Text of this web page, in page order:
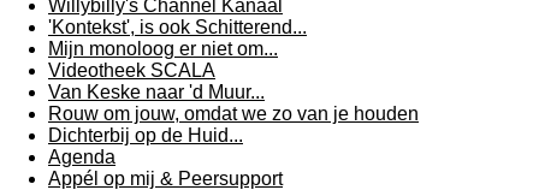
Willybilly's Channel Kanaal
'Kontekst', is ook Schitterend...
Mijn monoloog er niet om...
Videotheek SCALA
Van Keske naar 'd Muur...
Rouw om jouw, omdat we zo van je houden
Dichterbij op de Huid...
Agenda
Appél op mij & Peersupport